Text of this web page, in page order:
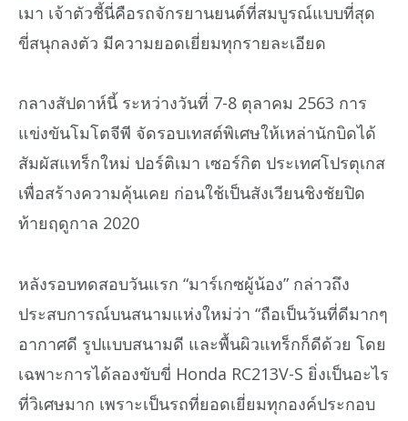
เมา เจ้าตัวชี้นี่คือรถจักรยานยนต์ที่สมบูรณ์แบบที่สุด
ขี่สนุกลงตัว มีความยอดเยี่ยมทุกรายละเอียด
กลางสัปดาห์นี้ ระหว่างวันที่ 7-8 ตุลาคม 2563 การ
แข่งขันโมโตจีพี จัดรอบเทสต์พิเศษให้เหล่านักบิดได้
สัมผัสแทร็กใหม่ ปอร์ติเมา เซอร์กิต ประเทศโปรตุเกส
เพื่อสร้างความคุ้นเคย ก่อนใช้เป็นสังเวียนชิงชัยปิด
ท้ายฤดูกาล 2020
หลังรอบทดสอบวันแรก “มาร์เกซผู้น้อง” กล่าวถึง
ประสบการณ์บนสนามแห่งใหม่ว่า “ถือเป็นวันที่ดีมากๆ
อากาศดี รูปแบบสนามดี และพื้นผิวแทร็กก็ดีด้วย โดย
เฉพาะการได้ลองขับขี่ Honda RC213V-S ยิ่งเป็นอะไร
ที่วิเศษมาก เพราะเป็นรถที่ยอดเยี่ยมทุกองค์ประกอบ